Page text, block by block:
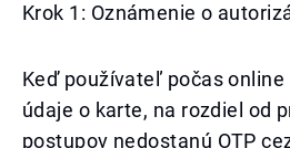
Krok 1: Oznámenie o
Keď používateľ počas
údaje o karte, na rozdiel od
postupov nedostanú OTP